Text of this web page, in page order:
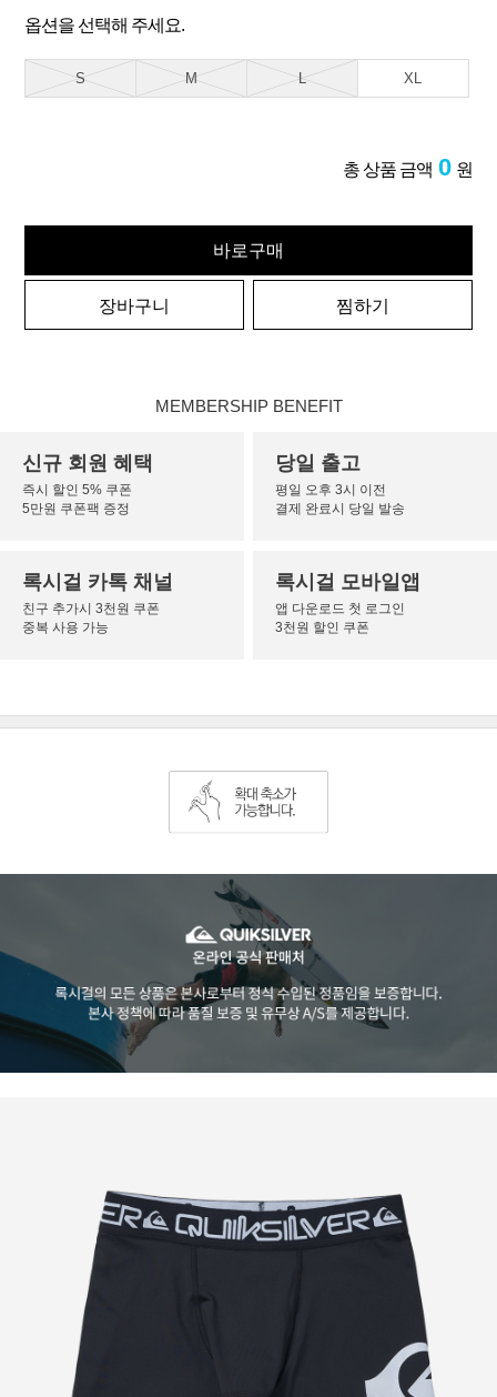
옵션을 선택해 주세요.
S M L XL
총 상품 금액 0 원
바로구매
장바구니 찜하기
MEMBERSHIP BENEFIT
신규 회원 혜택
즉시 할인 5% 쿠폰
5만원 쿠폰팩 증정
당일 출고
평일 오후 3시 이전
결제 완료시 당일 발송
록시걸 카톡 채널
친구 추가시 3천원 쿠폰
중복 사용 가능
록시걸 모바일앱
앱 다운로드 첫 로그인
3천원 할인 쿠폰